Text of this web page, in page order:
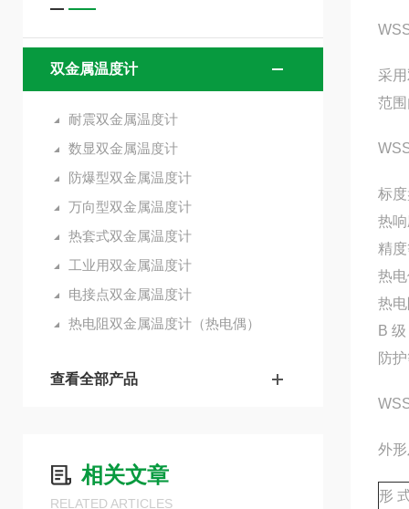
双金属温度计
耐震双金属温度计
数显双金属温度计
防爆型双金属温度计
万向型双金属温度计
热套式双金属温度计
工业用双金属温度计
电接点双金属温度计
热电阻双金属温度计（热电偶）
查看全部产品
相关文章
RELATED ARTICLES
采
范
标
热
精
热
热
B
防
外
形